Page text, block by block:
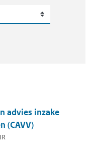
advies inzake
(CAVV)